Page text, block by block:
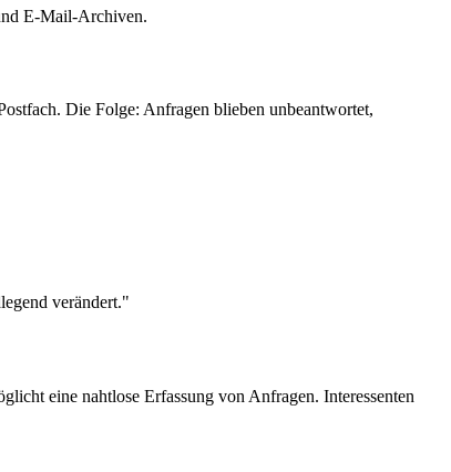
E-Mail-Archiven.
Die Folge: Anfragen blieben unbeantwortet,
verändert."
eine nahtlose Erfassung von Anfragen. Interessenten